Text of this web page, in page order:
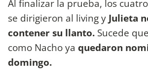
Al finalizar la prueba, los
se dirigieron al living y Julieta
contener su llanto. Sucede
como Nacho ya quedaron
domingo.